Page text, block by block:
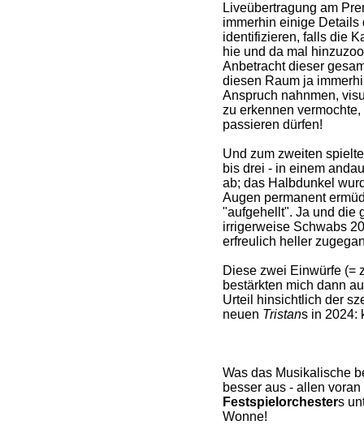
Liveübertragung am
immerhin einige Details
identifizieren, falls die
hie und da mal
Anbetracht dieser
diesen Raum ja
Anspruch nahnmen,
zu erkennen
passieren dürfen!
Und zum zweiten
bis drei - in einem
ab; das Halbdunkel
Augen permanent
"aufgehellt". Ja und die
irrigerweise Schwabs
erfreulich heller
Diese zwei Einwürfe (=
bestärkten mich dann
Urteil hinsichtlich der
neuen Tristans in 2024:
Was das Musikalische
besser aus - allen
Festspielorchesters
Wonne!